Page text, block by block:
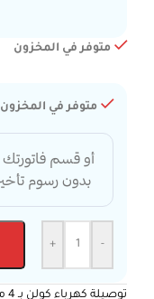
متوفر في المخزون
متوفر في المخزون
-
+